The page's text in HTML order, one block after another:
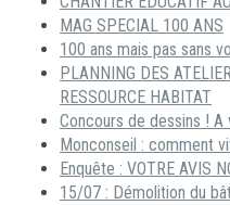
MAG SPECIAL 100 ANS
100 ans mais pas sans
PLANNING DES
RESSOURCE HABITAT
Concours de dessins ! A
Monconseil : comment
Enquête : VOTRE AVIS
15/07 : Démolition du